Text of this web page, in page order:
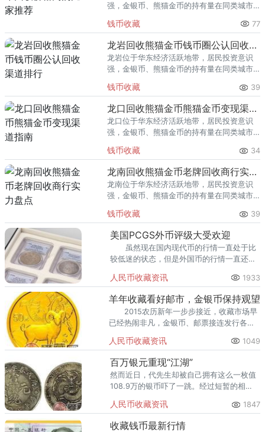
强，金银币、熊猫金币的持有量在同类城市
熊猫金币的需求就明显升温，但鱼龙混杂的
回收渠道里，能精准识别版别溢
钱币收藏 77
龙岩回收熊猫金币钱币圈公认回收渠道排行
龙岩位于华东经济活跃地带，居民投资意识
强，金银币、熊猫金币的持有量在同类城市
熊猫金币的需求就明显升温，但鱼龙混杂的
回收渠道里，能精准识别版别溢
钱币收藏 39
龙口回收熊猫金币熊猫金币变现渠道指南
龙口位于华东经济活跃地带，居民投资意识
强，金银币、熊猫金币的持有量在同类城市
熊猫金币的需求就明显升温，但鱼龙混杂的
回收渠道里，能精准识别版别溢
钱币收藏 34
龙南回收熊猫金币老牌回收商行实力盘点
龙南位于华东经济活跃地带，居民投资意识
强，金银币、熊猫金币的持有量在同类城市
熊猫金币的需求就明显升温，但鱼龙混杂的
回收渠道里，能精准识别版别溢
钱币收藏 39
美国PCGS外币评级大受欢迎
虽然现在国内现代币的行情一直处于比
较低迷的状态，但是外国币的行情一直还是
年轻收藏者的喜欢，其中美国PCGS外国评
级币是获得收藏者认可最多的。
人民币收藏资讯 1933
羊年收藏看好邮市，金银币保持观望
2015农历新年一步步接近，收藏市场早
已经热闹非凡，金银币、邮票接连发行各种
购买高峰期提前开始了。
人民币收藏资讯 1049
百万银元重现“江湖”
然而近日，代先生却被自己拥有这么一枚值
108.9万的银币吓了一跳。经过短暂的相
爱，就以2000元的价格把家里的十块银币全
部卖给了代先生。
人民币收藏资讯 1847
收藏钱币最新行情